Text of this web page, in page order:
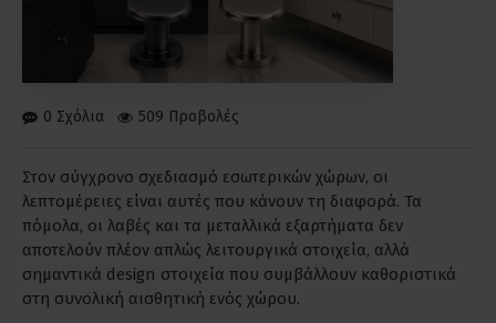
0 Σχόλια 509 Προβολές
Στον σύγχρονο σχεδιασμό εσωτερικών χώρων, οι
λεπτομέρειες είναι αυτές που κάνουν τη διαφορά. Τα
πόμολα, οι λαβές και τα μεταλλικά εξαρτήματα δεν
αποτελούν πλέον απλώς λειτουργικά στοιχεία, αλλά
σημαντικά design στοιχεία που συμβάλλουν καθοριστικά
στη συνολική αισθητική ενός χώρου.